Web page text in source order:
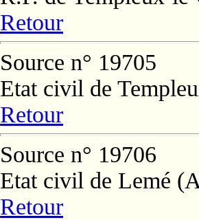
Retour
Source n° 19705
Etat civil de
Retour
Source n° 19706
Etat civil de Lemé
Retour